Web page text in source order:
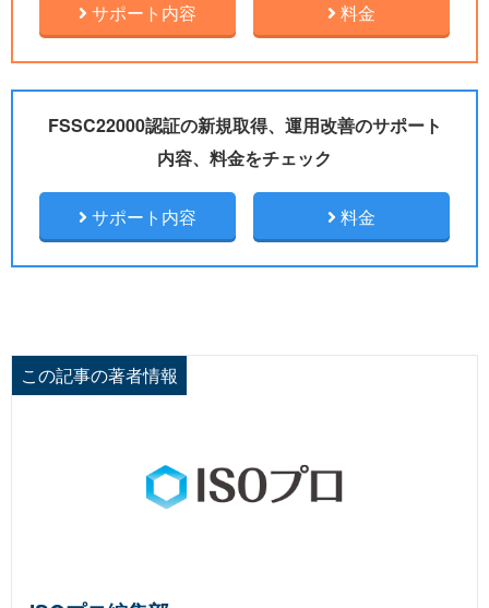
サポート内容 料金
FSSC22000認証の新規取得、運用改善のサポート
内容、料金をチェック
サポート内容 料金
この記事の著者情報